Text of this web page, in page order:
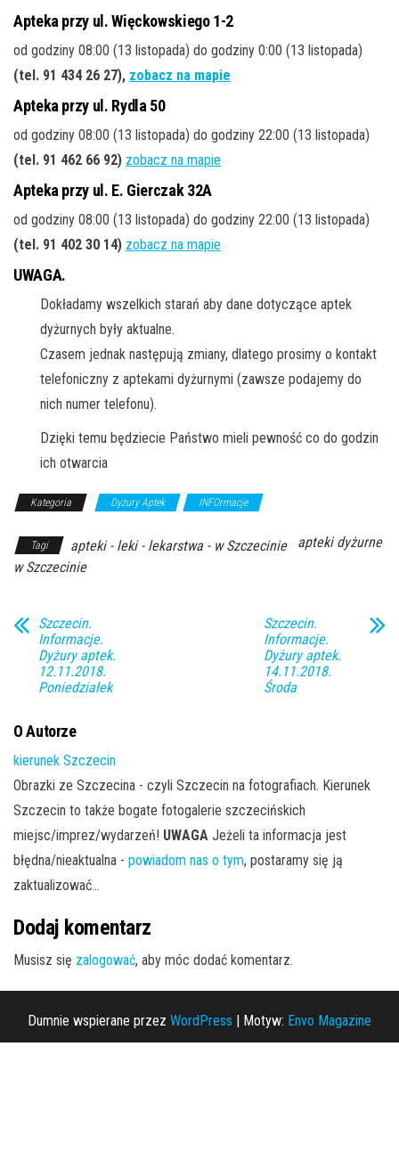
Apteka przy ul. Więckowskiego 1-2
od godziny 08:00 (13 listopada) do godziny 0:00 (13 listopada)
(tel. 91 434 26 27), zobacz na mapie
Apteka przy ul. Rydla 50
od godziny 08:00 (13 listopada) do godziny 22:00 (13 listopada)
(tel. 91 462 66 92) zobacz na mapie
Apteka przy ul. E. Gierczak 32A
od godziny 08:00 (13 listopada) do godziny 22:00 (13 listopada)
(tel. 91 402 30 14) zobacz na mapie
UWAGA.
Dokładamy wszelkich starań aby dane dotyczące aptek
dyżurnych były aktualne.
Czasem jednak następują zmiany, dlatego prosimy o kontakt
telefoniczny z aptekami dyżurnymi (zawsze podajemy do
nich numer telefonu).
Dzięki temu będziecie Państwo mieli pewność co do godzin
ich otwarcia
Kategoria Dyżury Aptek INFOrmacje
Tagi apteki - leki - lekarstwa - w Szczecinie
apteki dyżurne
w Szczecinie
Szczecin.
Informacje.
Dyżury aptek.
12.11.2018.
Poniedziałek
Szczecin.
Informacje.
Dyżury aptek.
14.11.2018.
Środa
O Autorze
kierunek Szczecin
Obrazki ze Szczecina - czyli Szczecin na fotografiach. Kierunek
Szczecin to także bogate fotogalerie szczecińskich
miejsc/imprez/wydarzeń! UWAGA Jeżeli ta informacja jest
błędna/nieaktualna - powiadom nas o tym, postaramy się ją
zaktualizować...
Dodaj komentarz
Musisz się zalogować, aby móc dodać komentarz.
Dumnie wspierane przez WordPress | Motyw: Envo Magazine